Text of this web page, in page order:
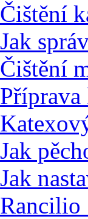
Čištění
Jak
Čištění
Jak
Jak
Rancilio